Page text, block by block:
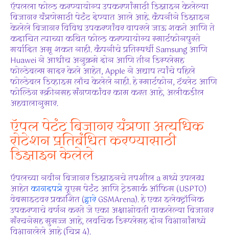
ऍपलला फोल्ड करण्यायोग्य उपकरणांसाठी डिझाइन केलेल्या
बिजागर यंत्रणेसाठी पेटंट देण्यात आले आहे. कंपनीने डिझाइन
केलेले बिजागर विविध उपकरणांवर वापरले जाऊ शकते आणि ते
कदाचित त्याच्या कथित फोल्ड करण्यायोग्य स्मार्टफोनपुरते
मर्यादित असू शकत नाही. कंपनीचे प्रतिस्पर्धी Samsung आणि
Huawei ने आधीच अनुक्रमे दोन आणि तीन डिस्प्लेसह
फोल्डेबल्स सादर केले आहेत, Apple ने अद्याप त्यांचे पहिले
फोल्डेबल डिव्हाइस लाँच केलेले नाही. हे स्मार्टफोन, टॅब्लेट आणि
फोल्डिंग स्क्रीनसह संगणकांवर काम करत आहे, अलीकडील
अहवालानुसार.
ऍपल पेटंट बिजागर यंत्रणा अत्यधिक
रोटेशन प्रतिबंधित करण्यासाठी
डिझाइन केलेले
ऍपलच्या नवीन बिजागर डिझाइनचे तपशील a मध्ये उपलब्ध
आहेतकागदपत्रेयूएस पेटंट आणि ट्रेडमार्क ऑफिस (USPTO)
वेबसाइटवर प्रकाशित (द्वारेGSMArena). हे एका इलेक्ट्रॉनिक
उपकरणाचे वर्णन करते जे एका अक्षाभोवती वाकलेल्या बिजागर
संरचनेसह सुसज्ज आहे, लवचिक डिस्प्लेसह दोन विभागांमध्ये
विभागलेले आहे (चित्र 4).